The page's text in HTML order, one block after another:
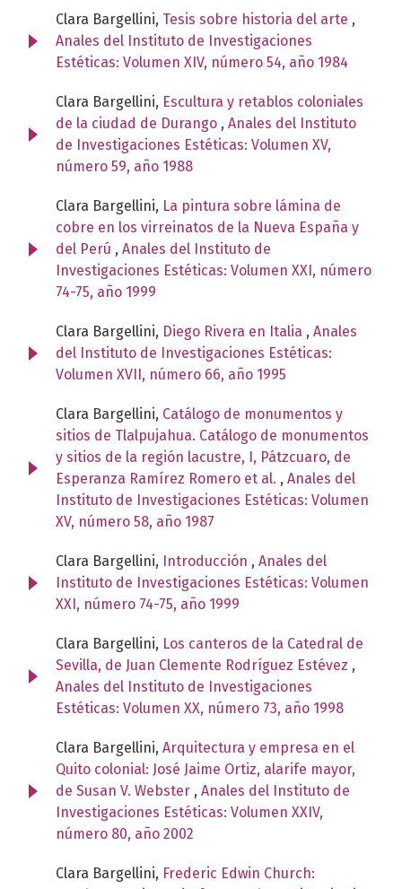
Clara Bargellini, Tesis sobre historia del arte ,
Anales del Instituto de Investigaciones
Estéticas: Volumen XIV, número 54, año 1984
Clara Bargellini, Escultura y retablos coloniales
de la ciudad de Durango , Anales del Instituto
de Investigaciones Estéticas: Volumen XV,
número 59, año 1988
Clara Bargellini, La pintura sobre lámina de
cobre en los virreinatos de la Nueva España y
del Perú , Anales del Instituto de
Investigaciones Estéticas: Volumen XXI, número
74-75, año 1999
Clara Bargellini, Diego Rivera en Italia , Anales
del Instituto de Investigaciones Estéticas:
Volumen XVII, número 66, año 1995
Clara Bargellini, Catálogo de monumentos y
sitios de Tlalpujahua. Catálogo de monumentos
y sitios de la región lacustre, I, Pátzcuaro, de
Esperanza Ramírez Romero et al. , Anales del
Instituto de Investigaciones Estéticas: Volumen
XV, número 58, año 1987
Clara Bargellini, Introducción , Anales del
Instituto de Investigaciones Estéticas: Volumen
XXI, número 74-75, año 1999
Clara Bargellini, Los canteros de la Catedral de
Sevilla, de Juan Clemente Rodríguez Estévez ,
Anales del Instituto de Investigaciones
Estéticas: Volumen XX, número 73, año 1998
Clara Bargellini, Arquitectura y empresa en el
Quito colonial: José Jaime Ortiz, alarife mayor,
de Susan V. Webster , Anales del Instituto de
Investigaciones Estéticas: Volumen XXIV,
número 80, año 2002
Clara Bargellini, Frederic Edwin Church: